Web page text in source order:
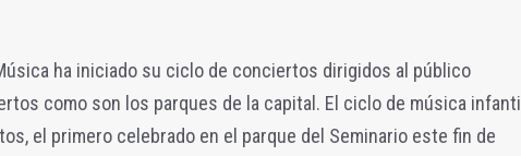
ha iniciado su ciclo de conciertos dirigidos al público
como son los parques de la capital. El ciclo de música infantil
el primero celebrado en el parque del Seminario este fin de